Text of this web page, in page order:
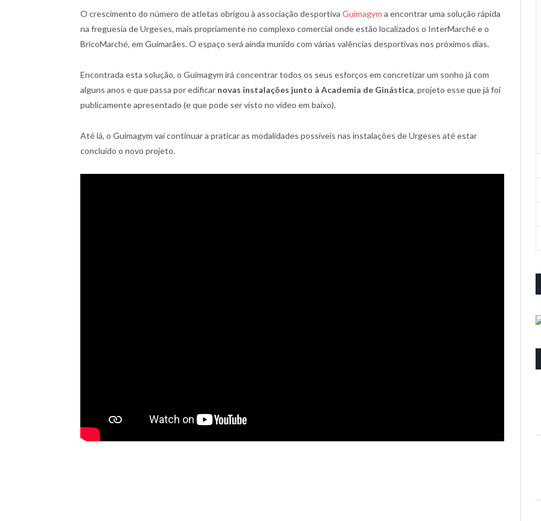
O crescimento do número de atletas obrigou à associação desportiva Guimagym a encontrar uma solução rápida
na freguesia de Urgeses, mais propriamente no complexo comercial onde estão localizados o InterMarché e o
BricoMarché, em Guimarães. O espaço será ainda munido com várias valências desportivas nos próximos dias.
Encontrada esta solução, o Guimagym irá concentrar todos os seus esforços em concretizar um sonho já com
alguns anos e que passa por edificar novas instalações junto à Academia de Ginástica, projeto esse que já foi
publicamente apresentado (e que pode ser visto no vídeo em baixo).
Até lá, o Guimagym vai continuar a praticar as modalidades possíveis nas instalações de Urgeses até estar
concluído o novo projeto.